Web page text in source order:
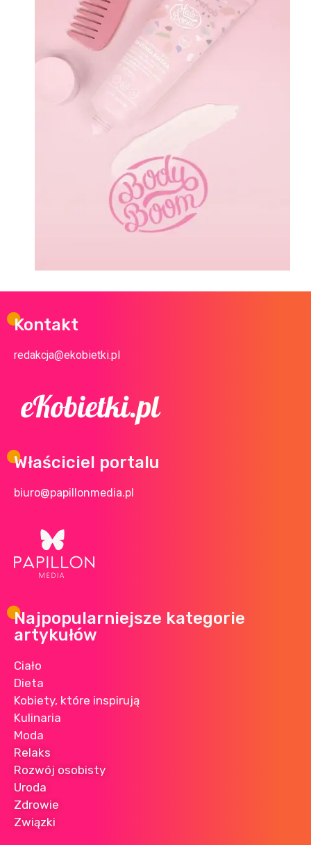
Kontakt
redakcja@ekobietki.pl
Właściciel portalu
biuro@papillonmedia.pl
Najpopularniejsze kategorie
artykułów
Ciało
Dieta
Kobiety, które inspirują
Kulinaria
Moda
Relaks
Rozwój osobisty
Uroda
Zdrowie
Związki